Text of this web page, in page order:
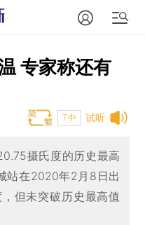
专家称还有
试听
T中
摄氏度的历史最高
站在2020年2月8日出
但未突破历史最高值